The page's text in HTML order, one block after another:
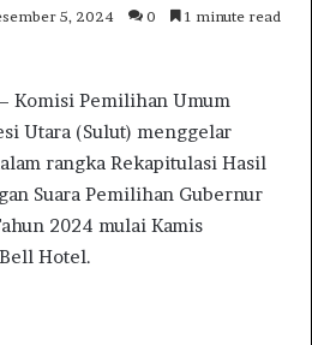
5, 2024 0 1 minute read
Komisi Pemilihan Umum
Utara (Sulut) menggelar
rangka Rekapitulasi Hasil
Suara Pemilihan Gubernur
2024 mulai Kamis
Hotel.